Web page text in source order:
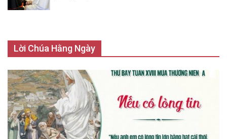
Lời Chúa Hằng Ngày